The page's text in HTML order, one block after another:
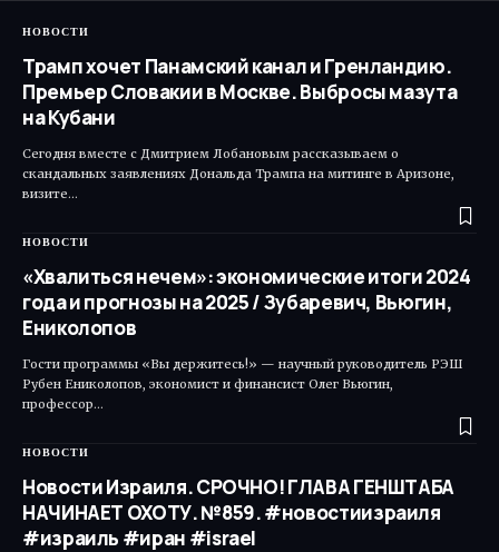
НОВОСТИ
Трамп хочет Панамский канал и Гренландию.
Премьер Словакии в Москве. Выбросы мазута
на Кубани
Сегодня вместе с Дмитрием Лобановым рассказываем о
скандальных заявлениях Дональда Трампа на митинге в Аризоне,
визите…
НОВОСТИ
«Хвалиться нечем»: экономические итоги 2024
года и прогнозы на 2025 / Зубаревич, Вьюгин,
Ениколопов
Гости программы «Вы держитесь!» — научный руководитель РЭШ
Рубен Ениколопов, экономист и финансист Олег Вьюгин,
профессор…
НОВОСТИ
Новости Израиля. СРОЧНО! ГЛАВА ГЕНШТАБА
НАЧИНАЕТ ОХОТУ. №859. #новостиизраиля
#израиль #иран #israel